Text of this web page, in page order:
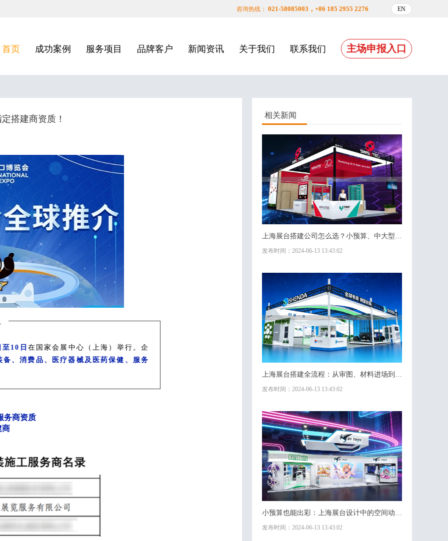
咨询热线： 021-58085003，+86 185 2955 2276 EN
首页 成功案例 服务项目 品牌客户 新闻资讯 关于我们 联系我们 主场申报入口
搭建商资质！
10日 在国家会展中心（上海）举行。企
、消费品、医疗器械及医药保健、服务
资质
相关新闻
上海展台搭建公司怎么选？小预算、中大型特装的不同策略
发布时间：2024-06-13 13:43:02
上海展台搭建全流程：从审图、材料进场到现场验收的时间管理
发布时间：2024-06-13 13:43:02
小预算也能出彩：上海展台设计中的空间动线与视觉焦点技巧
发布时间：2024-06-13 13:43:02